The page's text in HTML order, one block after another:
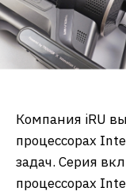
Компания iRU
процессорах
задач. Серия
процессорах